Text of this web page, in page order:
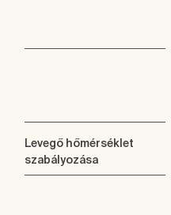
Levegő hőmérséklet
szabályozása